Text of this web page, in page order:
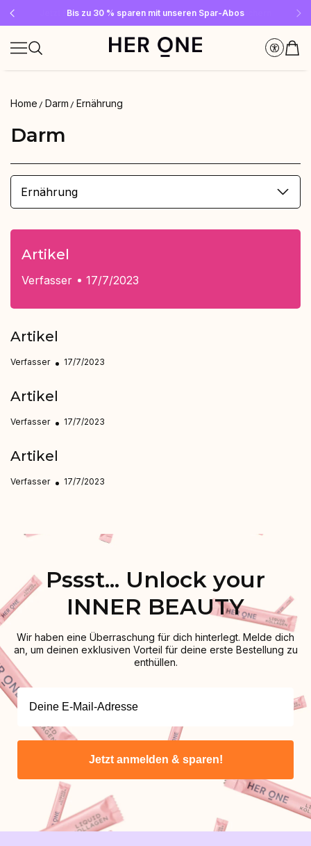
Gratis SLEEP WELL ab 69 € MBW - nur solange der Vorrat reicht!
Jetzt Newsletter abonnieren und 10 €-Gutschein sichern
Bis zu 30 % sparen mit unseren Spar-Abos
Home Darm Ernährung
Darm
Ernährung
Artikel
Verfasser 17/7/2023
Artikel
Verfasser 17/7/2023
Artikel
Verfasser 17/7/2023
Artikel
Verfasser 17/7/2023
Pssst... Unlock your
INNER BEAUTY
Wir haben eine Überraschung für dich hinterlegt. Melde dich
an, um deinen exklusiven Vorteil für deine erste Bestellung zu
enthüllen.
Jetzt anmelden & sparen!